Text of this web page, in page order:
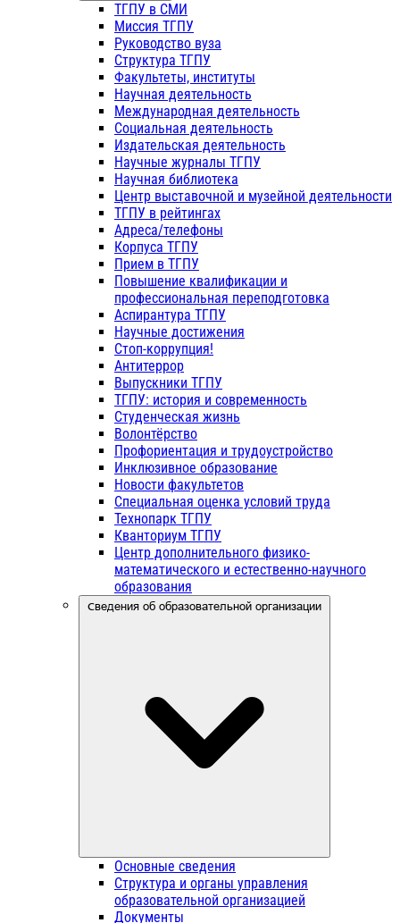
ТГПУ в СМИ
Миссия ТГПУ
Руководство вуза
Структура ТГПУ
Факультеты, институты
Научная деятельность
Международная деятельность
Социальная деятельность
Издательская деятельность
Научные журналы ТГПУ
Научная библиотека
Центр выставочной и музейной деятельности
ТГПУ в рейтингах
Адреса/телефоны
Корпуса ТГПУ
Прием в ТГПУ
Повышение квалификации и
профессиональная переподготовка
Аспирантура ТГПУ
Научные достижения
Стоп-коррупция!
Антитеррор
Выпускники ТГПУ
ТГПУ: история и современность
Студенческая жизнь
Волонтёрство
Профориентация и трудоустройство
Инклюзивное образование
Новости факультетов
Специальная оценка условий труда
Технопарк ТГПУ
Кванториум ТГПУ
Центр дополнительного физико-
математического и естественно-научного
образования
Сведения об образовательной организации
Основные сведения
Структура и органы управления
образовательной организацией
Документы